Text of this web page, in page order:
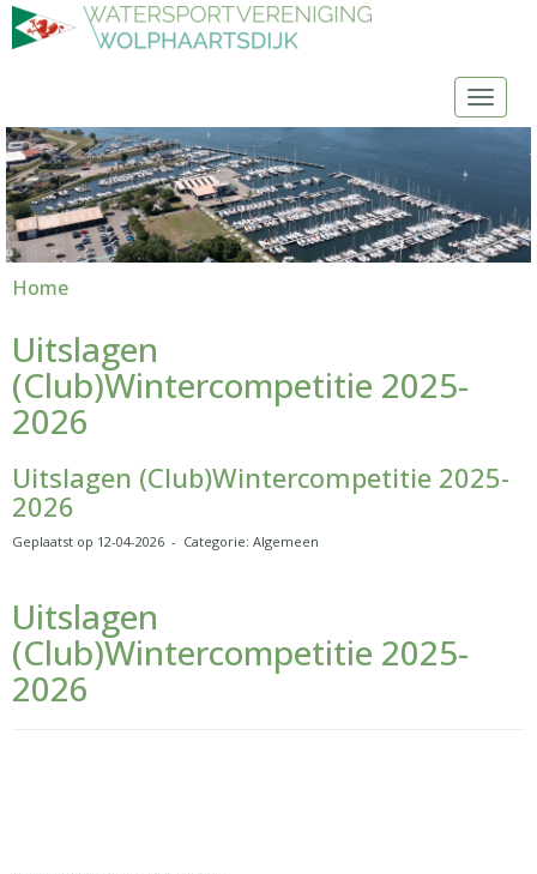
Home
Uitslagen
(Club)Wintercompetitie 2025-
2026
Uitslagen (Club)Wintercompetitie 2025-
2026
Geplaatst op 12-04-2026 - Categorie: Algemeen
Uitslagen
(Club)Wintercompetitie 2025-
2026